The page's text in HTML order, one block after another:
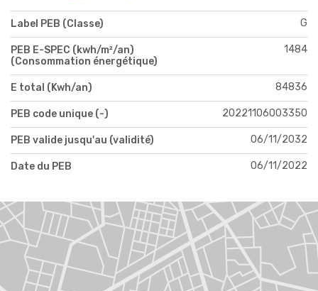
Label PEB (Classe) G
PEB E-SPEC (kwh/m²/an)
(Consommation énergétique)
1484
E total (Kwh/an) 84836
PEB code unique (-) 20221106003350
PEB valide jusqu'au (validité) 06/11/2032
Date du PEB 06/11/2022